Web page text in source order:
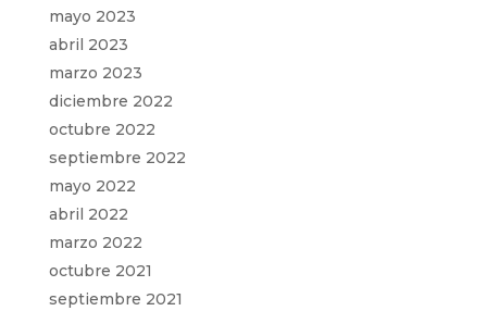
mayo 2023
abril 2023
marzo 2023
diciembre 2022
octubre 2022
septiembre 2022
mayo 2022
abril 2022
marzo 2022
octubre 2021
septiembre 2021